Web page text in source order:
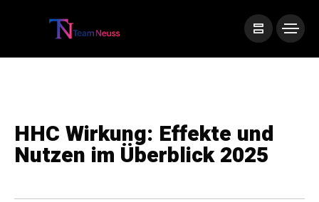
HHC Wirkung: Effekte und
Nutzen im Überblick 2025